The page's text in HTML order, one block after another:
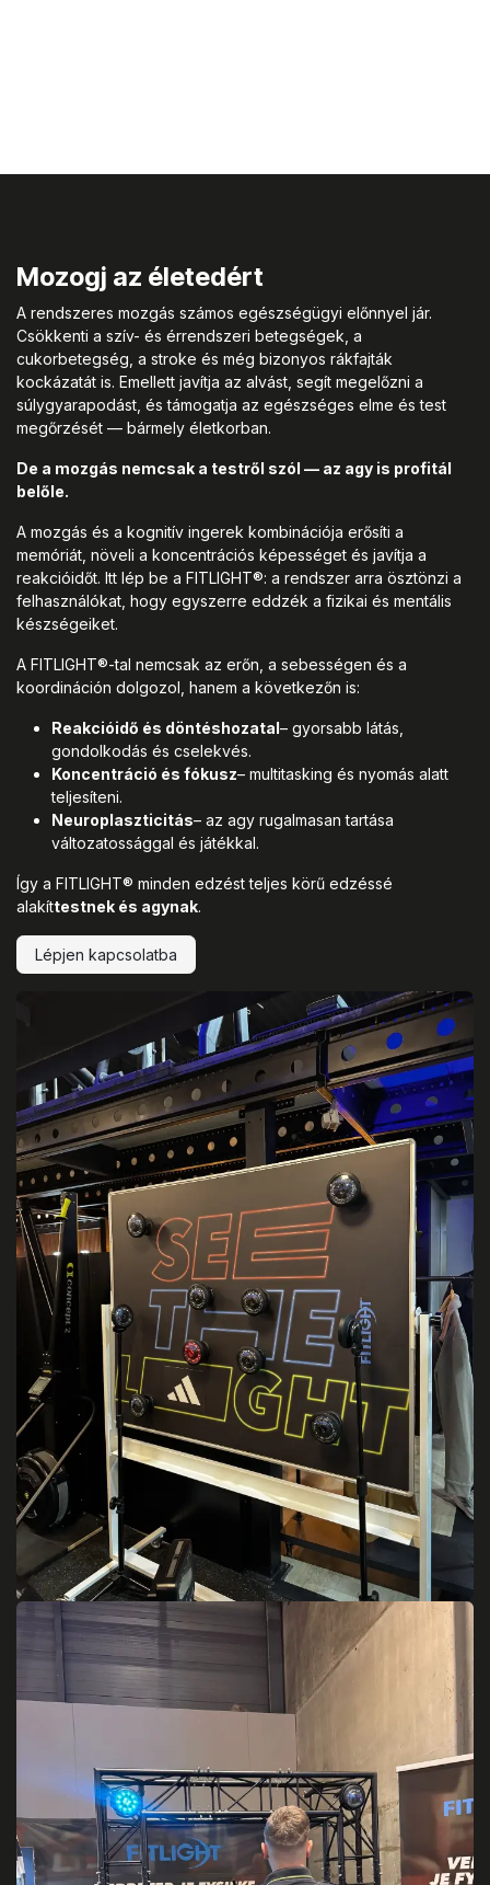
Mozogj az életedért
A rendszeres mozgás számos egészségügyi előnnyel jár.
Csökkenti a szív- és érrendszeri betegségek, a
cukorbetegség, a stroke és még bizonyos rákfajták
kockázatát is. Emellett javítja az alvást, segít megelőzni a
súlygyarapodást, és támogatja az egészséges elme és test
megőrzését — bármely életkorban.
De a mozgás nemcsak a testről szól — az agy is profitál
belőle.
A mozgás és a kognitív ingerek kombinációja erősíti a
memóriát, növeli a koncentrációs képességet és javítja a
reakcióidőt. Itt lép be a FITLIGHT®: a rendszer arra ösztönzi a
felhasználókat, hogy egyszerre eddzék a fizikai és mentális
készségeiket.
A FITLIGHT®-tal nemcsak az erőn, a sebességen és a
koordináción dolgozol, hanem a következőn is:
Reakcióidő és döntéshozatal– gyorsabb látás,
gondolkodás és cselekvés.
Koncentráció és fókusz– multitasking és nyomás alatt
teljesíteni.
Neuroplaszticitás– az agy rugalmasan tartása
változatossággal és játékkal.
Így a FITLIGHT® minden edzést teljes körű edzéssé
alakíttestnek és agynak.
Lépjen kapcsolatba